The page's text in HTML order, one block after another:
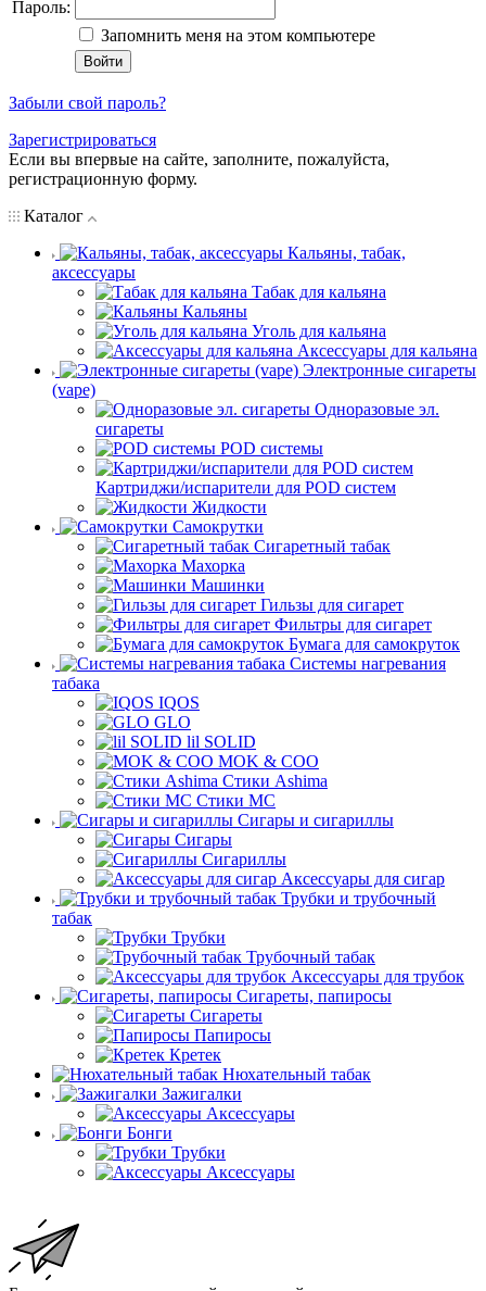
Пароль:
Запомнить меня на этом компьютере
Забыли свой пароль?
Зарегистрироваться
Если вы впервые на сайте, заполните, пожалуйста,
регистрационную форму.
Каталог
Кальяны, табак,
аксессуары
Табак для кальяна
Кальяны
Уголь для кальяна
Аксессуары для кальяна
Электронные сигареты
(vape)
Одноразовые эл.
сигареты
POD системы
Картриджи/испарители для POD систем
Жидкости
Самокрутки
Сигаретный табак
Махорка
Машинки
Гильзы для сигарет
Фильтры для сигарет
Бумага для самокруток
Системы нагревания
табака
IQOS
GLO
lil SOLID
MOK & COO
Стики Ashima
Стики MC
Сигары и сигариллы
Сигары
Сигариллы
Аксессуары для сигар
Трубки и трубочный
табак
Трубки
Трубочный табак
Аксессуары для трубок
Сигареты, папиросы
Сигареты
Папиросы
Кретек
Нюхательный табак
Зажигалки
Аксессуары
Бонги
Трубки
Аксессуары